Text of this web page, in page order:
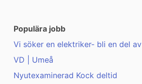
Populära jobb
Vi söker en elektriker- bli en del
VD | Umeå
Nyutexaminerad Kock deltid